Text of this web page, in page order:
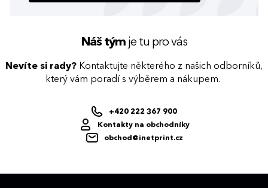
Náš týmje tu pro vás
Nevíte si rady? Kontaktujte některého z našich odborníků,
který vám poradí s výběrem a nákupem.
+420 222 367 900
Kontakty na obchodníky
obchod@inetprint.cz